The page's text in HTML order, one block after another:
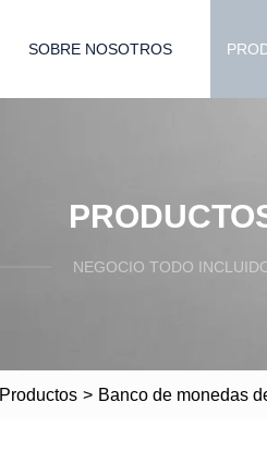
SOBRE NOSOTROS
NEGOCIO TODO
Productos > Banco de monedas